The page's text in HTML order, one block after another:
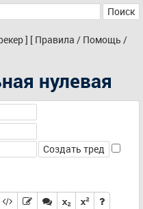
] [ Правила / Помощь /
нулевая